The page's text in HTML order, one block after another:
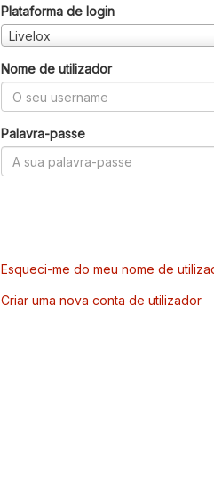
Plataforma de login
Livelox
Nome de utilizador
Palavra-passe
Esqueci-me do meu nome de
Criar uma nova conta de utilizador